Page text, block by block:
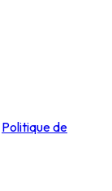
Politique de